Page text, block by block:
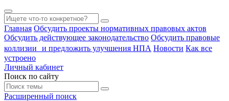
Главная Обсудить проекты нормативных правовых актов
Обсудить действующее законодательство Обсудить правовые
коллизии и предложить улучшения НПА Новости Как все
устроено
Личный кабинет
Поиск по сайту
Расширенный поиск